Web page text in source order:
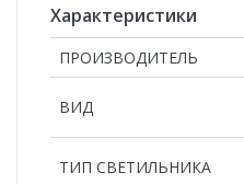
Характеристики
ПРОИЗВОДИТЕЛЬ
ВИД
ТИП СВЕТИЛЬНИКА